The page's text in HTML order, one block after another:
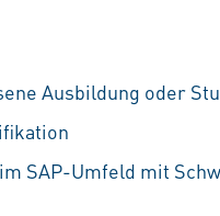
Ausbildung oder
SAP-Umfeld mit